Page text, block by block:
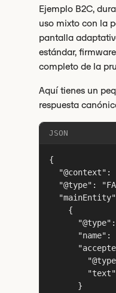
Ejemplo B2C,
uso mixto con la
pantalla
estándar,
completo de la
Aquí tienes un
respuesta
JSON
{
"@context":
"@type":
    {
"name":
      }